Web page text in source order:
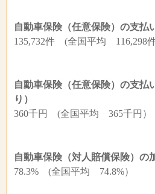
自動車保険（任意保険）の支払
135,732件 (全国平均 116,298件
自動車保険（任意保険）の支払
り）
360千円 (全国平均 365千円）
自動車保険（対人賠償保険）の
78.3% (全国平均 74.8%）